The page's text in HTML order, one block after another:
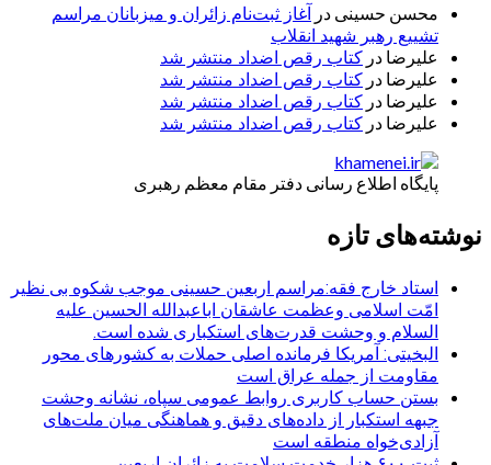
محسن حسینی در آغاز ثبت‌نام زائران و میزبانان مراسم
تشییع رهبر شهید انقلاب
علیرضا در کتاب رقص اضداد منتشر شد
علیرضا در کتاب رقص اضداد منتشر شد
علیرضا در کتاب رقص اضداد منتشر شد
علیرضا در کتاب رقص اضداد منتشر شد
پایگاه اطلاع رسانی دفتر مقام معظم رهبری
نوشته‌های تازه
استاد خارج فقه:مراسم اربعین حسینی موجب شکوه بی نظیر
امّت اسلامی وعظمت عاشقان اباعبدالله الحسین علیه
السلام و وحشت قدرت‌های استکباری شده است.
البخیتی: آمریکا فرمانده اصلی حملات به کشورهای محور
مقاومت از جمله عراق است
بستن حساب کاربری روابط عمومی سپاه، نشانه‌ وحشت
جبهه استکبار از داده‌های دقیق و هماهنگی میان ملت‌های
آزادی‌خواه منطقه است